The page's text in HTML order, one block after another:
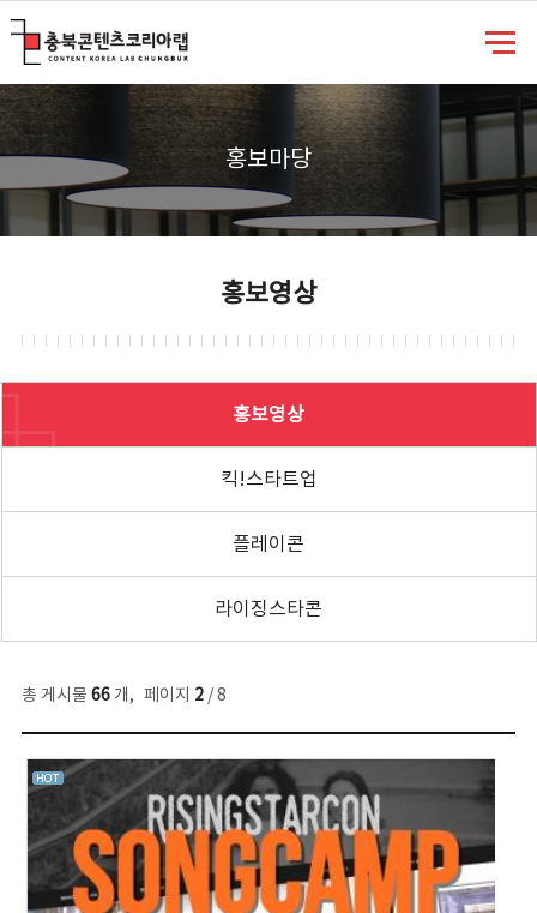
홍보마당
홍보영상
홍보영상
킥!스타트업
플레이콘
라이징스타콘
총 게시물 66개, 페이지 2/ 8